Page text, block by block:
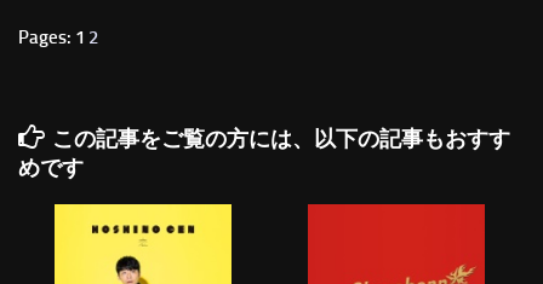
Pages: 1 2
この記事をご覧の方には、以下の記事もおすす
めです